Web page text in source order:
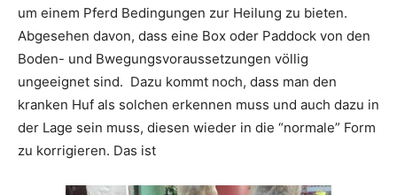
um einem Pferd Bedingungen zur Heilung zu bieten.
Abgesehen davon, dass eine Box oder Paddock von den
Boden- und Bwegungsvoraussetzungen völlig
ungeeignet sind. Dazu kommt noch, dass man den
kranken Huf als solchen erkennen muss und auch dazu in
der Lage sein muss, diesen wieder in die “normale” Form
zu korrigieren. Das ist